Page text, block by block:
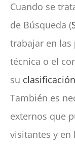
Cuando se
de Búsqueda (
trabajar en las
técnica o el
su clasificación
También es
externos que
visitantes y en